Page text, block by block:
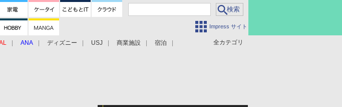
Impress サイト
全カテゴリ
ANA ディズニー USJ 商業施設 宿泊